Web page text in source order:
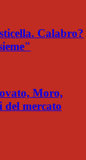
Calabro?
Moro,
mercato